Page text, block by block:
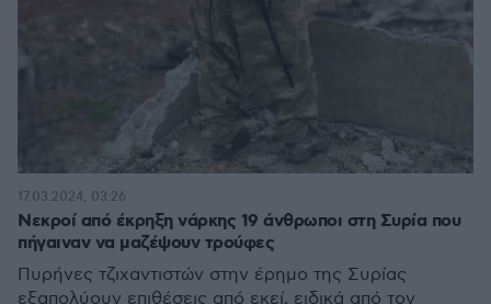
Νεκροί από έκρηξη νάρκης 19 άνθρωποι στη Συρία που
πήγαιναν να μαζέψουν τρούφες
Πυρήνες τζιχαντιστών στην έρημο της Συρίας
εξαπολύουν επιθέσεις από εκεί, ειδικά από τον
17.03.2024, 03:26